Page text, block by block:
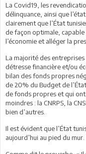
La Covid19, les
délinquance, ainsi que
clairement que l’État
de façon optimale,
l’économie et alléger la
La majorité des
détresse financière et/ou
bilan des fonds propres
de 20% du Budget de
de fonds propres et qui
moindres : la CNRPS, la
bien d’autres.
Il est évident que l’État
aujourd’hui au pied du